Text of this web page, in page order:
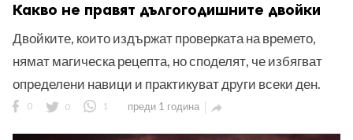
Какво не правят дългогодишните двойки
Двойките, които издържат проверката на времето,
нямат магическа рецепта, но споделят, че избягват
определени навици и практикуват други всеки ден.
0 0 1 преди 1 година 